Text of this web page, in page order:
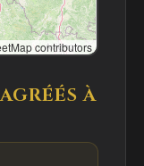
contributors
À